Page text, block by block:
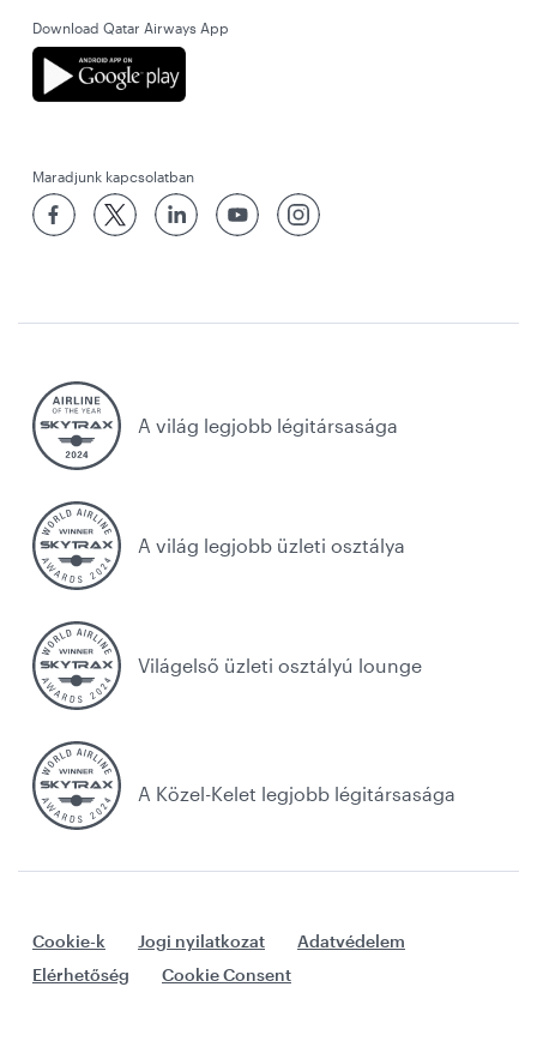
Download Qatar Airways App
Maradjunk kapcsolatban
A világ legjobb légitársasága
A világ legjobb üzleti osztálya
Világelső üzleti osztályú lounge
A Közel-Kelet legjobb légitársasága
Cookie-k Jogi nyilatkozat
Adatvédelem
Elérhetőség
Cookie Consent